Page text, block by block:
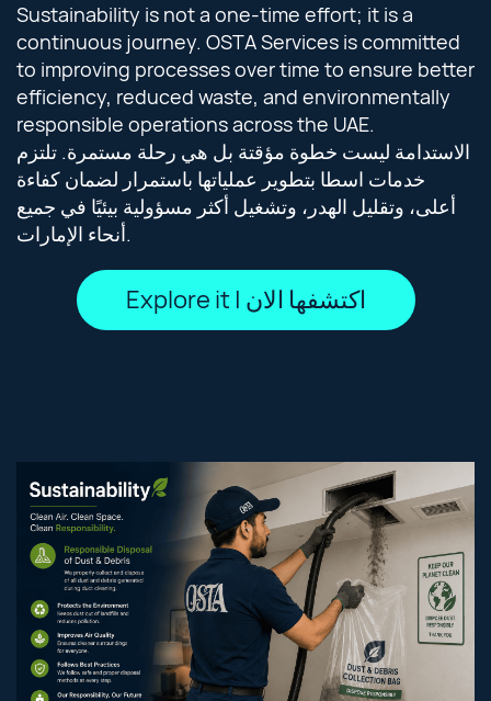
Sustainability is not a one-time effort; it is a
continuous journey. OSTA Services is committed
to improving processes over time to ensure better
efficiency, reduced waste, and environmentally
responsible operations across the UAE.
الاستدامة ليست خطوة مؤقتة بل هي رحلة مستمرة. تلتزم
خدمات اسطا بتطوير عملياتها باستمرار لضمان كفاءة
أعلى، وتقليل الهدر، وتشغيل أكثر مسؤولية بيئيًا في جميع
أنحاء الإمارات.
Explore it | اكتشفها الان